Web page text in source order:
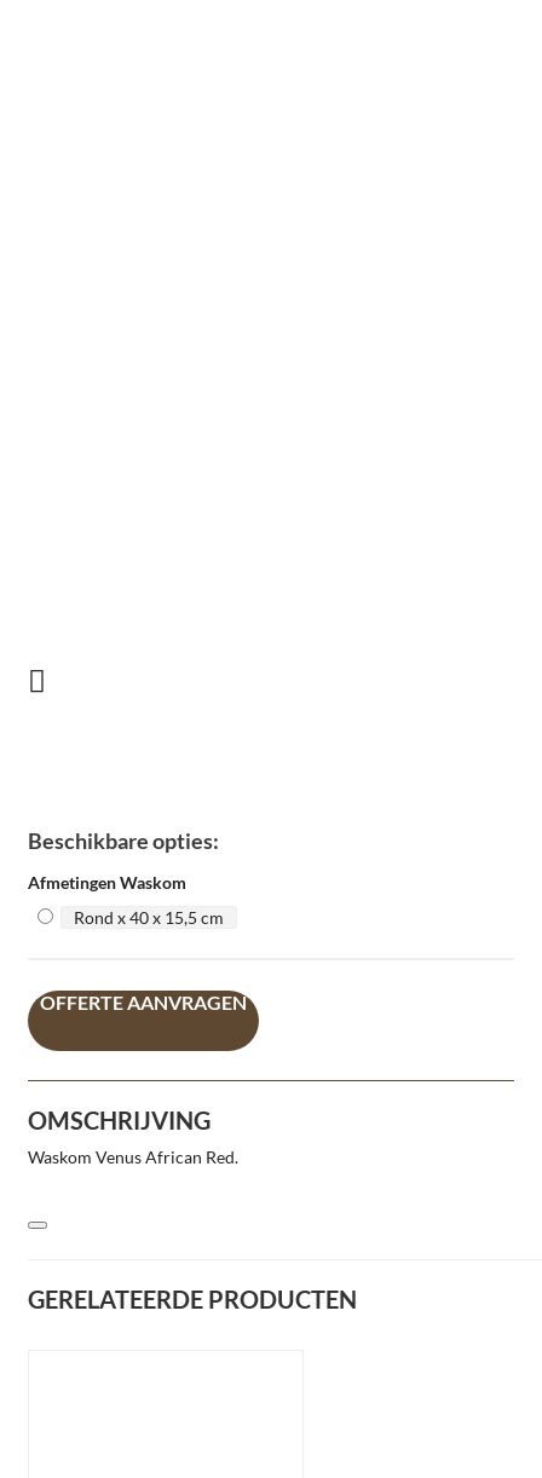
Beschikbare opties:
Afmetingen Waskom
Rond x 40 x 15,5 cm
OFFERTE AANVRAGEN
OMSCHRIJVING
Waskom Venus African Red.
GERELATEERDE PRODUCTEN